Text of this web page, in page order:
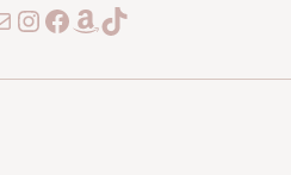
Mail
Instagram
Facebook
Amazon
TikTok